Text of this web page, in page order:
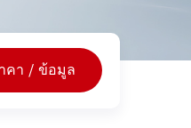
คา / ข้อมูล